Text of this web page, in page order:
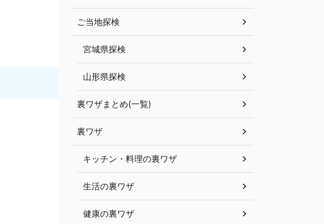
ご当地探検
宮城県探検
山形県探検
裏ワザまとめ(一覧)
裏ワザ
キッチン・料理の裏ワザ
生活の裏ワザ
健康の裏ワザ